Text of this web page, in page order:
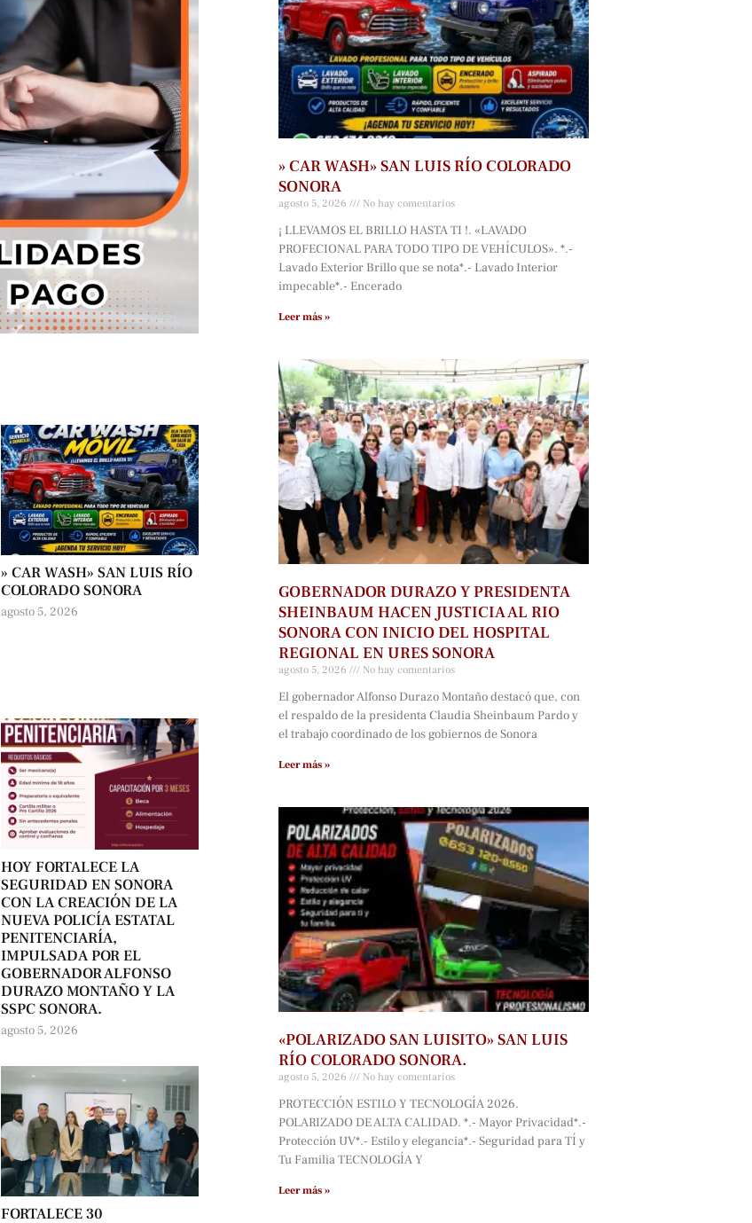
» CAR WASH» SAN LUIS RÍO
COLORADO SONORA
agosto 5, 2026
HOY FORTALECE LA
SEGURIDAD EN SONORA
CON LA CREACIÓN DE LA
NUEVA POLICÍA ESTATAL
PENITENCIARÍA,
IMPULSADA POR EL
GOBERNADOR ALFONSO
DURAZO MONTAÑO Y LA
SSPC SONORA.
agosto 5, 2026
FORTALECE 30
» CAR WASH» SAN LUIS RÍO COLORADO
SONORA
agosto 5, 2026 No hay comentarios
¡ LLEVAMOS EL BRILLO HASTA TI !. «LAVADO
PROFECIONAL PARA TODO TIPO DE VEHÍCULOS». *.-
Lavado Exterior Brillo que se nota*.- Lavado Interior
impecable*.- Encerado
Leer más »
GOBERNADOR DURAZO Y PRESIDENTA
SHEINBAUM HACEN JUSTICIA AL RIO
SONORA CON INICIO DEL HOSPITAL
REGIONAL EN URES SONORA
agosto 5, 2026 No hay comentarios
El gobernador Alfonso Durazo Montaño destacó que, con
el respaldo de la presidenta Claudia Sheinbaum Pardo y
el trabajo coordinado de los gobiernos de Sonora
Leer más »
«POLARIZADO SAN LUISITO» SAN LUIS
RÍO COLORADO SONORA.
agosto 5, 2026 No hay comentarios
PROTECCIÓN ESTILO Y TECNOLOGÍA 2026.
POLARIZADO DE ALTA CALIDAD. *.- Mayor Privacidad*.-
Protección UV*.- Estilo y elegancia*.- Seguridad para TÍ y
Tu Familia TECNOLOGÍA Y
Leer más »